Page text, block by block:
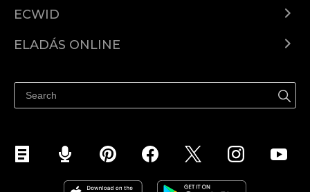
ECWID
Árkalkuláció
ELADÁS ONLINE
Eladás a Facebookon
Eladás Instagramon